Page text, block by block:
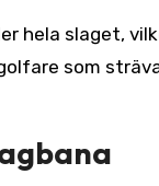
hela slaget,
som